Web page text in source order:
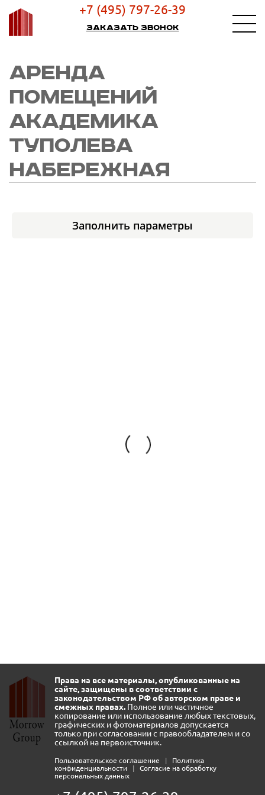
+7 (495) 797-26-39
Заказать звонок
АРЕНДА
ПОМЕЩЕНИЙ
АКАДЕМИКА
ТУПОЛЕВА
НАБЕРЕЖНАЯ
Заполнить параметры
Права на все материалы, опубликованные на
сайте, защищены в соответствии с
законодательством РФ об авторском праве и
смежных правах. Полное или частичное
копирование или использование любых текстовых,
графических и фотоматериалов допускается
только при согласовании с правообладателем и со
ссылкой на первоисточник.
Пользовательское соглашение |
Политика
конфиденциальности
|
Согласие на обработку
персональных данных